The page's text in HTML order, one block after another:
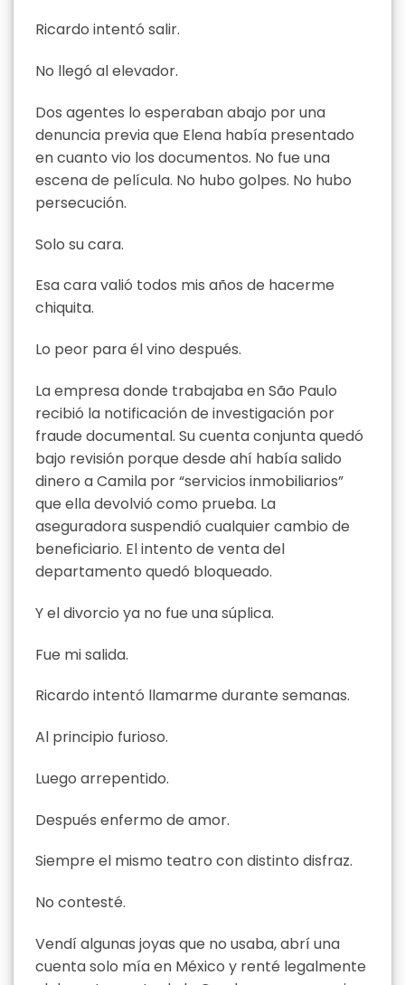
Ricardo intentó salir.
No llegó al elevador.
Dos agentes lo esperaban abajo por una
denuncia previa que Elena había presentado
en cuanto vio los documentos. No fue una
escena de película. No hubo golpes. No hubo
persecución.
Solo su cara.
Esa cara valió todos mis años de hacerme
chiquita.
Lo peor para él vino después.
La empresa donde trabajaba en São Paulo
recibió la notificación de investigación por
fraude documental. Su cuenta conjunta quedó
bajo revisión porque desde ahí había salido
dinero a Camila por “servicios inmobiliarios”
que ella devolvió como prueba. La
aseguradora suspendió cualquier cambio de
beneficiario. El intento de venta del
departamento quedó bloqueado.
Y el divorcio ya no fue una súplica.
Fue mi salida.
Ricardo intentó llamarme durante semanas.
Al principio furioso.
Luego arrepentido.
Después enfermo de amor.
Siempre el mismo teatro con distinto disfraz.
No contesté.
Vendí algunas joyas que no usaba, abrí una
cuenta solo mía en México y renté legalmente